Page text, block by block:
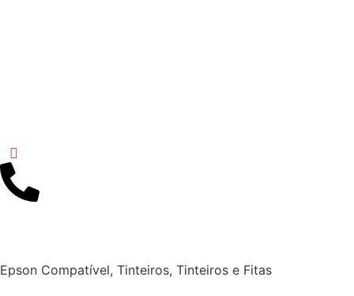
Epson Compatível, Tinteiros, Tinteiros e Fitas